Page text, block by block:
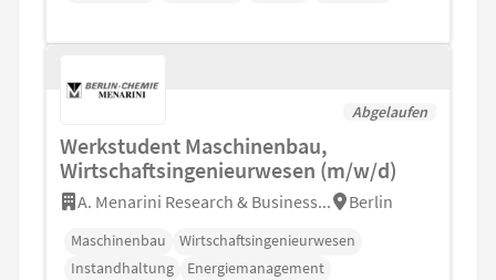
Abgelaufen
Werkstudent Maschinenbau,
Wirtschaftsingenieurwesen (m/w/d)
A. Menarini Research & Business... Berlin
Maschinenbau
Wirtschaftsingenieurwesen
Instandhaltung
Energiemanagement